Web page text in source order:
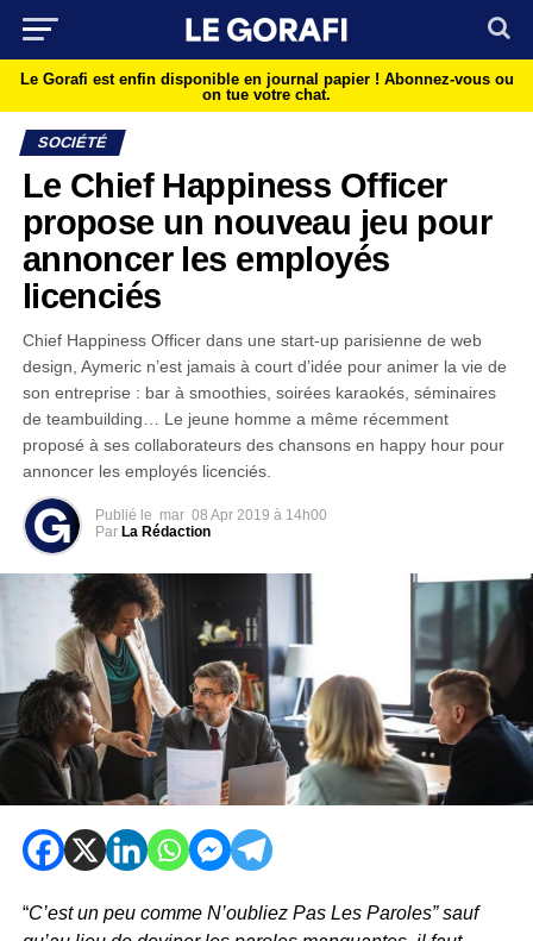
Le Gorafi est enfin disponible en journal papier ! Abonnez-vous ou
on tue votre chat.
SOCIÉTÉ
Le Chief Happiness Officer
propose un nouveau jeu pour
annoncer les employés
licenciés
Chief Happiness Officer dans une start-up parisienne de web
design, Aymeric n’est jamais à court d’idée pour animer la vie de
son entreprise : bar à smoothies, soirées karaokés, séminaires
de teambuilding… Le jeune homme a même récemment
proposé à ses collaborateurs des chansons en happy hour pour
annoncer les employés licenciés.
Publié le mar 08 Apr 2019 à 14h00
Par La Rédaction
“C’est un peu comme N’oubliez Pas Les Paroles” sauf